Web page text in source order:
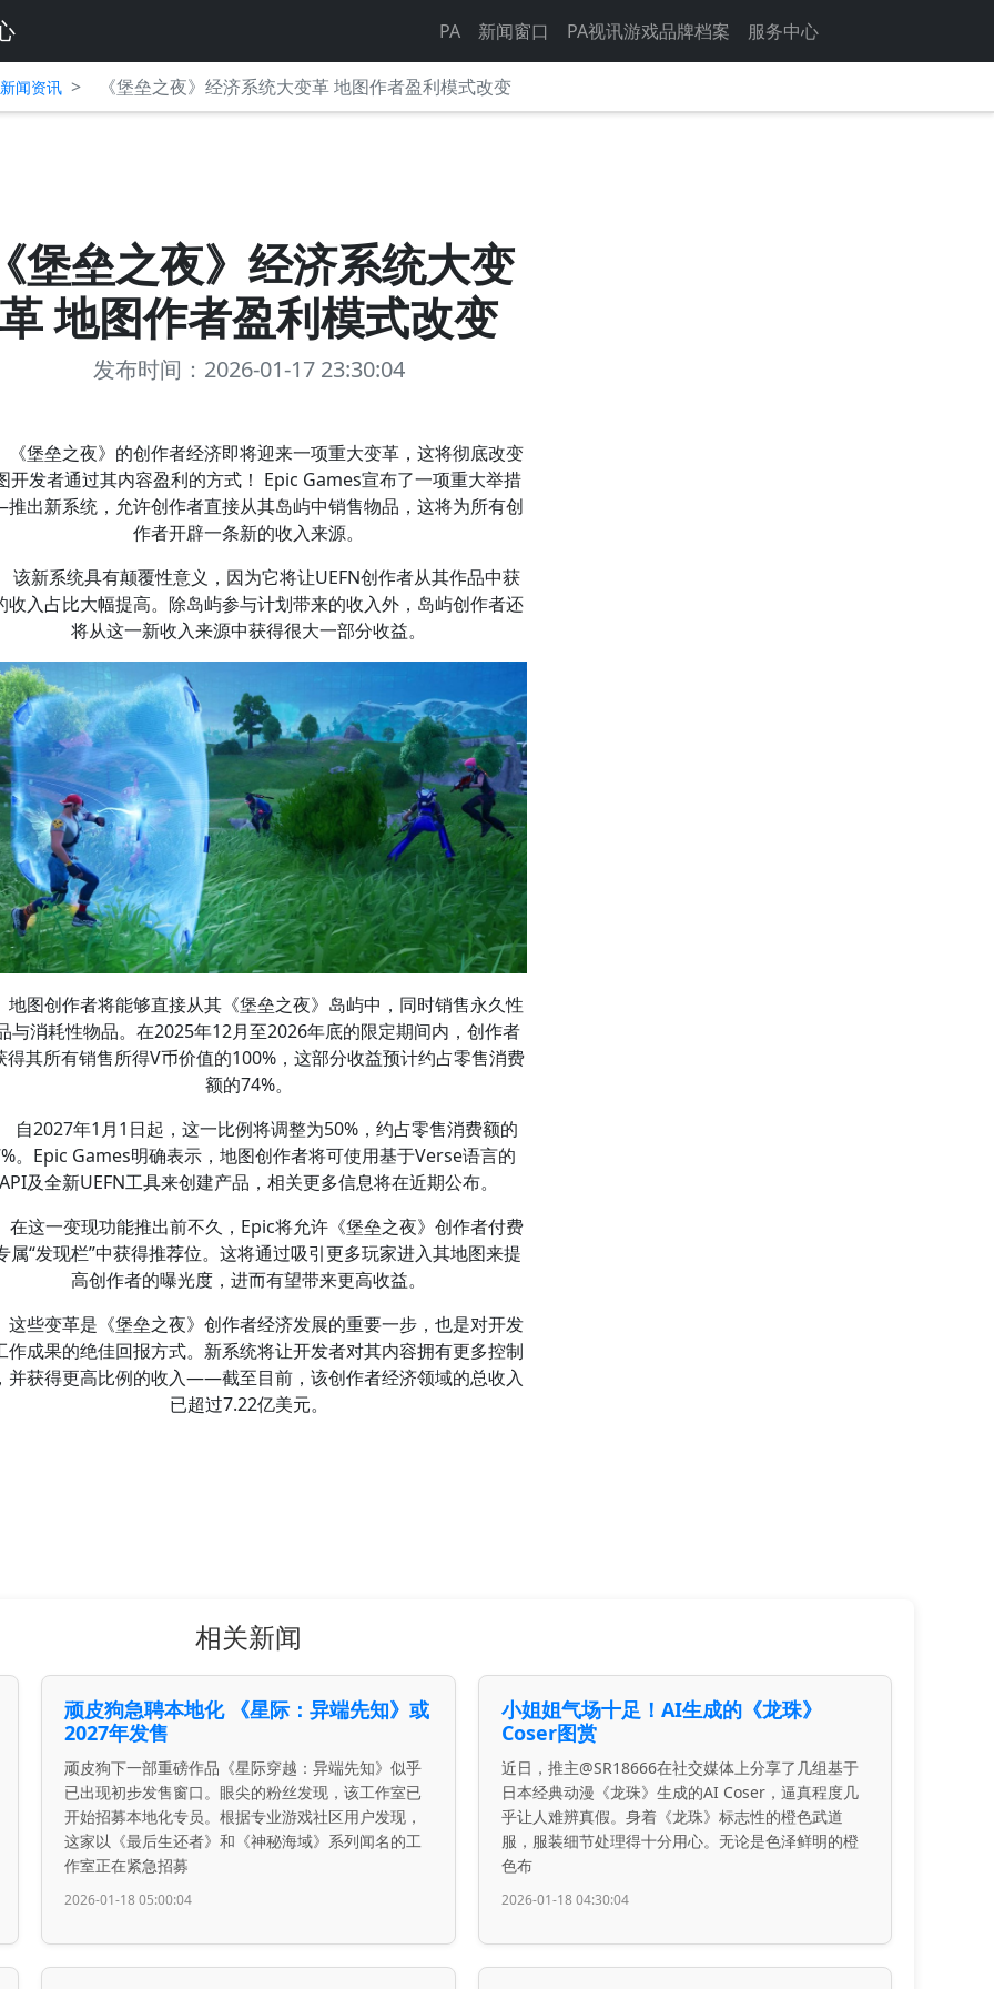
PA 新闻窗口 PA视讯游戏品牌档案 服务中心
闻资讯 > 《堡垒之夜》经济系统大变革 地图作者盈利模式改变
堡垒之夜》经济系统大变
革 地图作者盈利模式改变
发布时间：2026-01-17 23:30:04
《堡垒之夜》的创作者经济即将迎来一项重大变革，这将彻底改变
开发者通过其内容盈利的方式！ Epic Games宣布了一项重大举措
出新系统，允许创作者直接从其岛屿中销售物品，这将为所有创
作者开辟一条新的收入来源。
该新系统具有颠覆性意义，因为它将让UEFN创作者从其作品中获
收入占比大幅提高。除岛屿参与计划带来的收入外，岛屿创作者还
将从这一新收入来源中获得很大一部分收益。
地图创作者将能够直接从其《堡垒之夜》岛屿中，同时销售永久性
与消耗性物品。在2025年12月至2026年底的限定期间内，创作者
得其所有销售所得V币价值的100%，这部分收益预计约占零售消费
额的74%。
自2027年1月1日起，这一比例将调整为50%，约占零售消费额的
。Epic Games明确表示，地图创作者将可使用基于Verse语言的
API及全新UEFN工具来创建产品，相关更多信息将在近期公布。
在这一变现功能推出前不久，Epic将允许《堡垒之夜》创作者付费
属“发现栏”中获得推荐位。这将通过吸引更多玩家进入其地图来提
高创作者的曝光度，进而有望带来更高收益。
这些变革是《堡垒之夜》创作者经济发展的重要一步，也是对开发
作成果的绝佳回报方式。新系统将让开发者对其内容拥有更多控制
并获得更高比例的收入——截至目前，该创作者经济领域的总收入
已超过7.22亿美元。
相关新闻
顽皮狗急聘本地化 《星际：异端先知》或
2027年发售
顽皮狗下一部重磅作品《星际穿越：异端先知》似乎
已出现初步发售窗口。眼尖的粉丝发现，该工作室已
开始招募本地化专员。根据专业游戏社区用户发现，
这家以《最后生还者》和《神秘海域》系列闻名的工
作室正在紧急招募
2026-01-18 05:00:04
小姐姐气场十足！AI生成的《龙珠》
Coser图赏
近日，推主@SR18666在社交媒体上分享了几组基于
日本经典动漫《龙珠》生成的AI Coser，逼真程度几
乎让人难辨真假。身着《龙珠》标志性的橙色武道
服，服装细节处理得十分用心。无论是色泽鲜明的橙
色布
2026-01-18 04:30:04